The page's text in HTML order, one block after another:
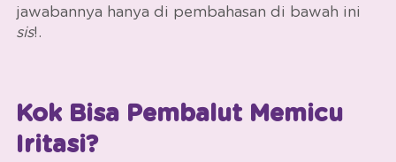
jawabannya hanya di pembahasan di bawah ini
sis!.
Kok Bisa Pembalut Memicu
Iritasi?